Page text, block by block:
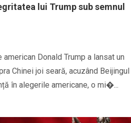
lui Trump sub semnul
Donald Trump a lansat un
Chinei joi seară, acuzând Beijingul
în alegerile americane, o mi�...